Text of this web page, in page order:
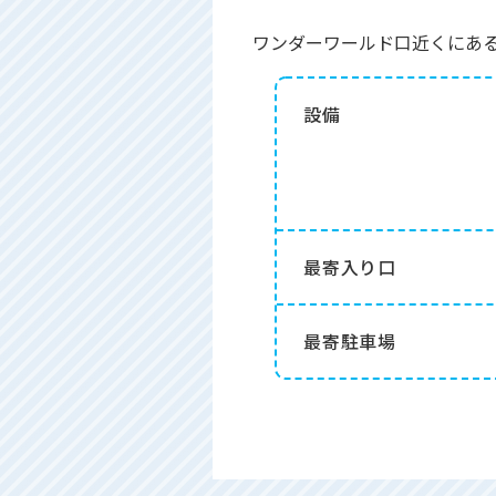
ワンダーワールド口近くにあ
設備
最寄入り口
最寄駐車場